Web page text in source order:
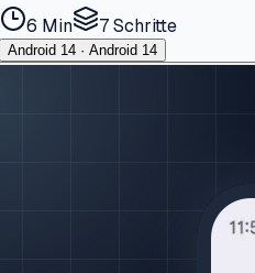
6 Min 7Schritte
Android 14 · Android 14